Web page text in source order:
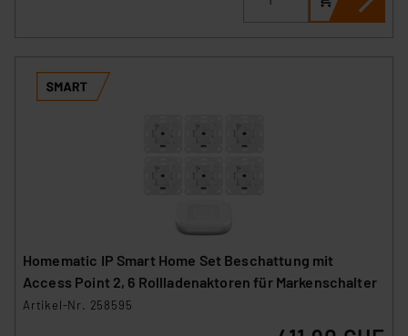
Homematic IP Smart Home Set Beschattung mit
Access Point 2, 6 Rollladenaktoren für Markenschalter
Artikel-Nr. 258595